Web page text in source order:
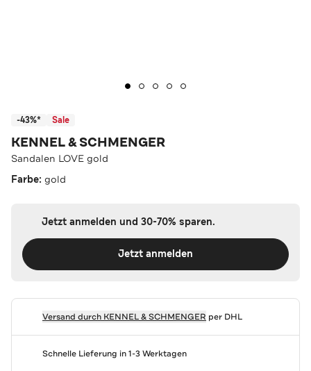
-43%* Sale
KENNEL & SCHMENGER
Sandalen LOVE gold
Farbe: gold
Jetzt anmelden und 30-70% sparen.
Jetzt anmelden
Versand durch KENNEL & SCHMENGER per DHL
Schnelle Lieferung in 1-3 Werktagen